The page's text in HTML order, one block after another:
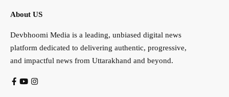
About US
Devbhoomi Media is a leading, unbiased digital news
platform dedicated to delivering authentic, progressive,
and impactful news from Uttarakhand and beyond.